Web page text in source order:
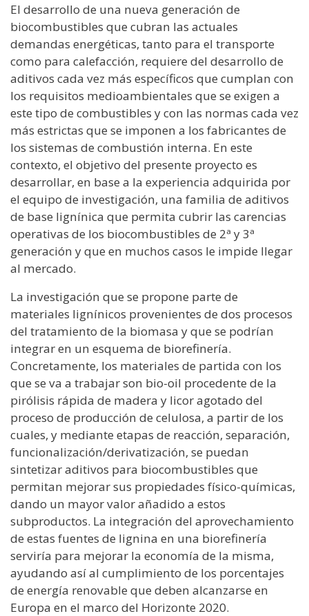
El desarrollo de una nueva generación de
biocombustibles que cubran las actuales
demandas energéticas, tanto para el transporte
como para calefacción, requiere del desarrollo de
aditivos cada vez más específicos que cumplan con
los requisitos medioambientales que se exigen a
este tipo de combustibles y con las normas cada vez
más estrictas que se imponen a los fabricantes de
los sistemas de combustión interna. En este
contexto, el objetivo del presente proyecto es
desarrollar, en base a la experiencia adquirida por
el equipo de investigación, una familia de aditivos
de base lignínica que permita cubrir las carencias
operativas de los biocombustibles de 2ª y 3ª
generación y que en muchos casos le impide llegar
al mercado.
La investigación que se propone parte de
materiales lignínicos provenientes de dos procesos
del tratamiento de la biomasa y que se podrían
integrar en un esquema de biorefinería.
Concretamente, los materiales de partida con los
que se va a trabajar son bio-oil procedente de la
pirólisis rápida de madera y licor agotado del
proceso de producción de celulosa, a partir de los
cuales, y mediante etapas de reacción, separación,
funcionalización/derivatización, se puedan
sintetizar aditivos para biocombustibles que
permitan mejorar sus propiedades físico-químicas,
dando un mayor valor añadido a estos
subproductos. La integración del aprovechamiento
de estas fuentes de lignina en una biorefinería
serviría para mejorar la economía de la misma,
ayudando así al cumplimiento de los porcentajes
de energía renovable que deben alcanzarse en
Europa en el marco del Horizonte 2020.